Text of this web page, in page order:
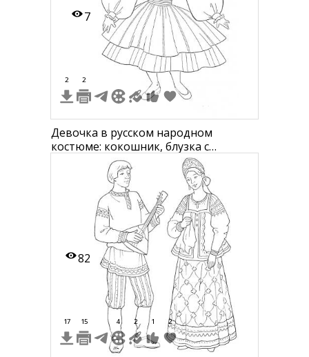
7
2 2
Девочка в русском народном
костюме: кокошник, блузка с
длинными рукавами и вышивкой,
юбка, бусы, платок.
82
17 15 4 2 1 2